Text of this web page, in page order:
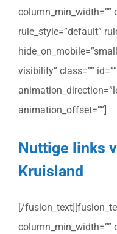
column_min_width=””
rule_style=”default”
visibility” class=””
animation_offset=””]
Nuttige links
Kruisland
[/
column_min_width=””